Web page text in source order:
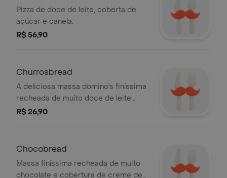
Pizza de doce de leite, coberta de
açúcar e canela.
R$ 56,90
Churrosbread
A deliciosa massa domino's finíssima
recheada de muito doce de leite
coberta com açucar e canela !
R$ 26,90
Chocobread
Massa finíssima recheada de muito
chocolate e cobertura de creme de